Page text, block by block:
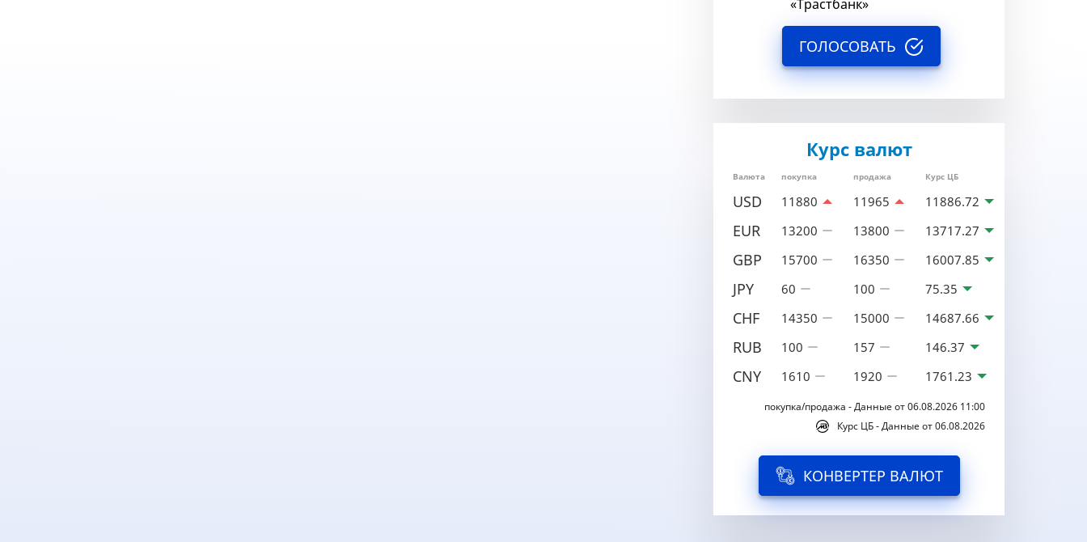
«Трастбанк»
ГОЛОСОВАТЬ
Курс валют
Валюта покупка продажа Курс ЦБ
USD 11880 11965 11886.72
EUR 13200 13800 13717.27
GBP 15700 16350 16007.85
JPY 60 100 75.35
CHF 14350 15000 14687.66
RUB 100 157 146.37
CNY 1610 1920 1761.23
покупка/продажа - Данные от 06.08.2026 11:00
Курс ЦБ - Данные от 06.08.2026
КОНВЕРТЕР ВАЛЮТ